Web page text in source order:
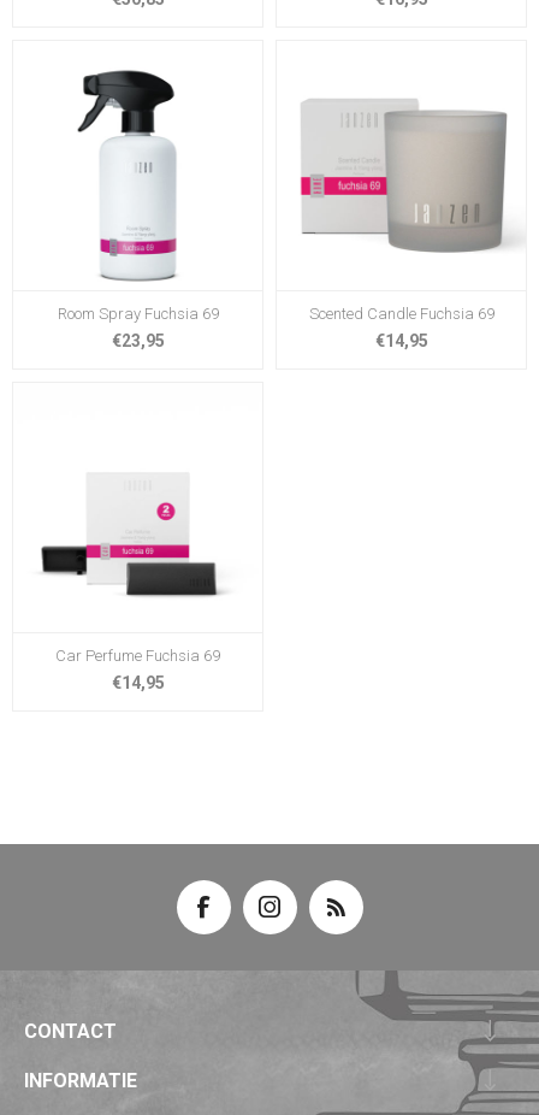
Room Spray Fuchsia 69
€23,95
Scented Candle Fuchsia 69
€14,95
Car Perfume Fuchsia 69
€14,95
CONTACT
INFORMATIE